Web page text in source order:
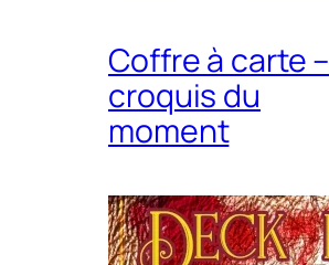
Coffre à carte –
croquis du
moment